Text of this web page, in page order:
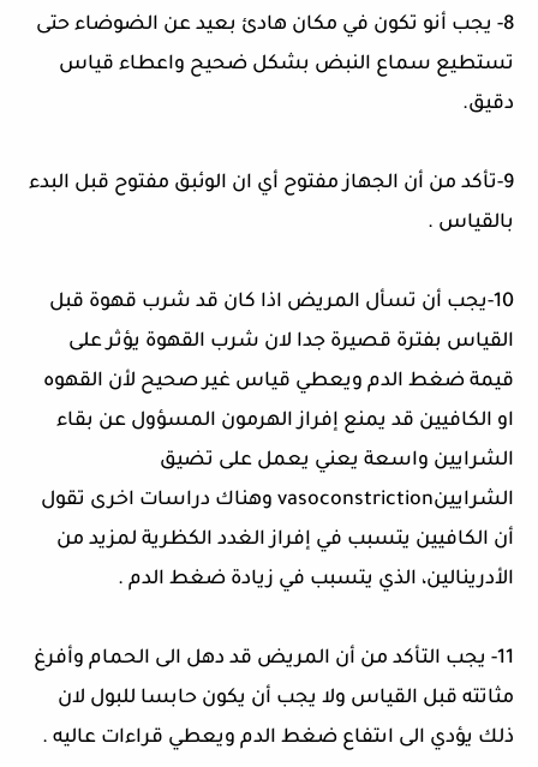
8-
يجب أنو تكون في مكان هادئ بعيد عن الضوضاء حتى
تستطيع سماع النبض بشكل ضحيح واعطاء قياس
دقيق.
9- تأكد من أن الجهاز مفتوح أي ان الوئبق مفتوح قبل البدء
بالقياس .
10- يجب أن تسأل المريض اذا كان قد شرب قهوة قبل
القياس بفترة قصيرة جدا لان شرب القهوة يؤثر على
قيمة ضغط الدم ويعطي قياس غير صحيح لأن القهوه
او الكافيين قد يمنع إفراز الهرمون المسؤول عن بقاء
الشرايين واسعة يعني يعمل على تضيق
الشرايينvasoconstriction وهناك دراسات اخرى تقول
أن الكافيين يتسبب في إفراز الغدد الكظرية لمزيد من
الأدرينالين، الذي يتسبب في زيادة ضغط الدم .
11-
يجب التأكد من أن المريض قد دهل الى الحمام وأفرغ
مثاتته قبل القياس ولا يجب أن يكون حابسا للبول لان
ذلك يؤدي الى اىتفاع ضغط الدم ويعطي قراءات عاليه .